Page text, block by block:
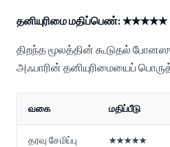
தனியுரிமை மதிப்பெண்: ★★★★★
திறந்த மூலத்தின் கூடுதல்
அஃபாரின் தனியுரிமையைப்
வகை மதிப்பீடு
தரவு சேமிப்பு ★★★★★